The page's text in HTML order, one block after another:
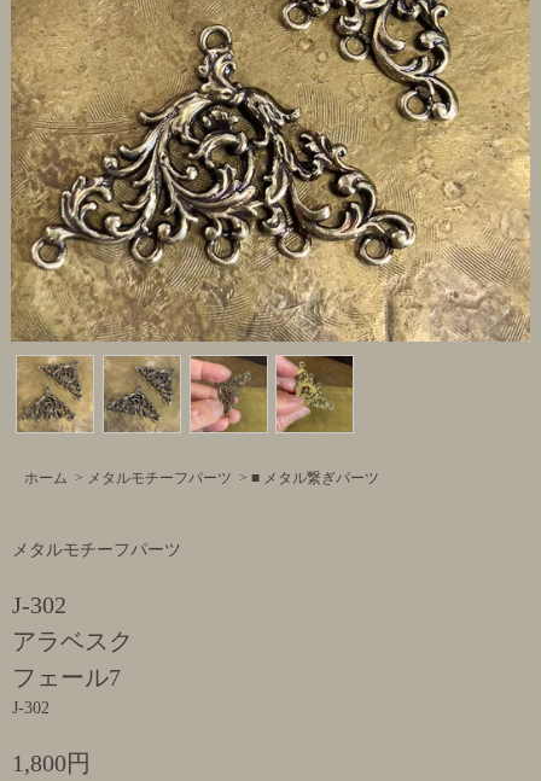
ホーム > メタルモチーフパーツ > ■ メタル繋ぎパーツ
メタルモチーフパーツ
J-302
アラベスク
フェール7
J-302
1,800円